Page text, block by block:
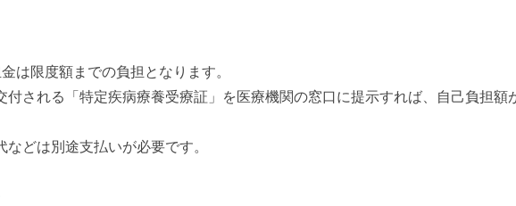
は限度額までの負担となります。
付される「特定疾病療養受療証」を医療機関の窓口に提示すれば、自己負担額
などは別途支払いが必要です。